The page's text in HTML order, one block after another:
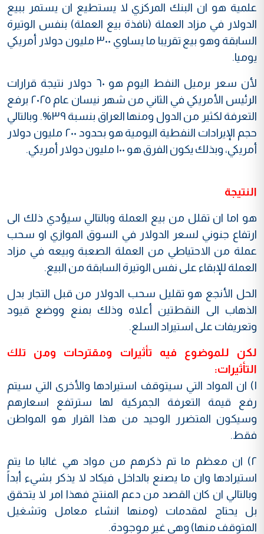
علمية هو ان البنك المركزي لا يستطيع ان يستمر ببيع
الدولار في مزاد العملة (نافذة بيع العملة) بنفس الوتيرة
السابقة وهو بيع تقريبا ما يساوي ٣٠٠ مليون دولار أمريكي
يوميا.
لأن سعر برميل النفط اليوم هو ٦٠ دولار نتيجة قرارات
الرئيس الأمريكي في الثاني من شهر نيسان عام ٢٠٢٥ برفع
التعرفة لكثير من الدول ومنها العراق بنسبة ٣٩%. وبالتالي
حجم الإيرادات النفطية اليومية هو بحدود ٢٠٠ مليون دولار
أمريكي، وبذلك يكون الفرق هو ١٠٠ مليون دولار أمريكي.
النتيجة
هو اما ان تقلل من بيع العملة وبالتالي سيؤدي ذلك الى
ارتفاع جنوني لسعر الدولار في السوق الموازي او سحب
عملة من الاحتياطي من العملة الصعبة وبيعه في مزاد
العملة للإبقاء على نفس الوتيرة السابقة من البيع.
الحل الأنجع هو تقليل سحب الدولار من قبل التجار بدل
الذهاب الى النقطتين أعلاه وذلك بمنع ووضع قيود
وتعريفات على استيراد السلع.
لكن للموضوع فيه تأثيرات ومقترحات ومن تلك
التأثيرات:
١) ان المواد التي سيتوقف استيرادها والأخرى التي سيتم
رفع قيمة التعرفة الجمركية لها سترتفع اسعارهم
وسيكون المتضرر الوحيد من هذا القرار هو المواطن
فقط.
٢) ان معظم ما تم ذكرهم من مواد هي غالبا ما يتم
استيرادها وان ما يصنع بالداخل فيكاد لا يذكر بشيء أبداً
وبالتالي ان كان القصد من دعم المنتج فهذا امر لا يتحقق
بل يحتاج لمقدمات (ومنها انشاء معامل وتشغيل
المتوقف منها) وهي غير موجودة.